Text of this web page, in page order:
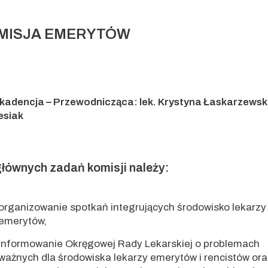
EMERYTÓW
– Przewodnicząca: lek. Krystyna
zadań komisji należy:
spotkań integrujących środowisko lekarzy
Okręgowej Rady Lekarskiej o problemach
dla środowiska lekarzy emerytów i rencistów